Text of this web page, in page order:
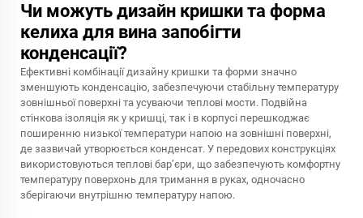
Чи можуть дизайн кришки та форма
келиха для вина запобігти
конденсації?
Ефективні комбінації дизайну кришки та форми значно
зменшують конденсацію, забезпечуючи стабільну температуру
зовнішньої поверхні та усуваючи теплові мости. Подвійна
стінкова ізоляція як у кришці, так і в корпусі перешкоджає
поширенню низької температури напою на зовнішні поверхні,
де зазвичай утворюється конденсат. У передових конструкціях
використовуються теплові бар’єри, що забезпечують комфортну
температуру поверхонь для тримання в руках, одночасно
зберігаючи внутрішню температуру напою.